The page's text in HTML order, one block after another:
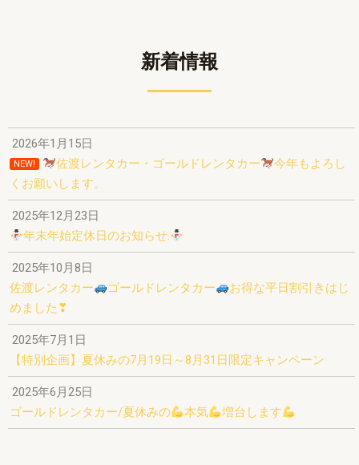
新着情報
2026年1月15日
NEW! 佐渡レンタカー・ゴールドレンタカー
今年もよろし
くお願いします。
2025年12月23日
年末年始定休日のお知らせ.
2025年10月8日
佐渡レンタカー
ゴールドレンタカー
お得な平日割引きはじ
めました❣
2025年7月1日
【特別企画】夏休みの7月19日～8月31日限定キャンペーン
2025年6月25日
ゴールドレンタカー/夏休みの
本気 増台します